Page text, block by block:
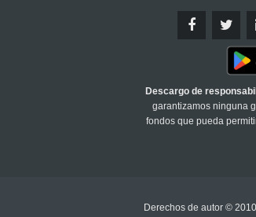
Descargo de
garantizamos ninguna
fondos que pueda
Derechos de autor ©